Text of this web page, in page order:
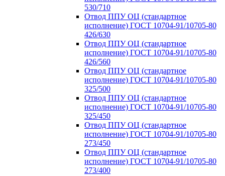
530/710
Отвод ППУ ОЦ (стандартное
исполнение) ГОСТ 10704-91/10705-80
426/630
Отвод ППУ ОЦ (стандартное
исполнение) ГОСТ 10704-91/10705-80
426/560
Отвод ППУ ОЦ (стандартное
исполнение) ГОСТ 10704-91/10705-80
325/500
Отвод ППУ ОЦ (стандартное
исполнение) ГОСТ 10704-91/10705-80
325/450
Отвод ППУ ОЦ (стандартное
исполнение) ГОСТ 10704-91/10705-80
273/450
Отвод ППУ ОЦ (стандартное
исполнение) ГОСТ 10704-91/10705-80
273/400